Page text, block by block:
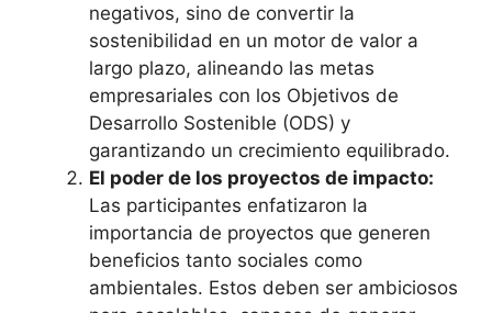
negativos, sino de convertir la
sostenibilidad en un motor de valor a
largo plazo, alineando las metas
empresariales con los Objetivos de
Desarrollo Sostenible (ODS) y
garantizando un crecimiento equilibrado.
El poder de los proyectos de impacto:
Las participantes enfatizaron la
importancia de proyectos que generen
beneficios tanto sociales como
ambientales. Estos deben ser ambiciosos